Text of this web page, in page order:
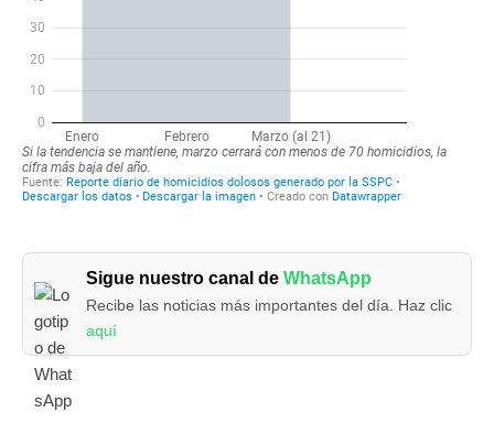
Sigue nuestro canal deWhatsApp
Recibe las noticias más importantes del día. Haz clic
aquí